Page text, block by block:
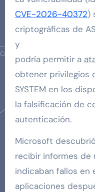
CVE-2026-40372)
criptográficas de
y
podría permitir a
obtener privilegios
SYSTEM en los
la falsificación de
autenticación.
Microsoft
recibir informes de
indicaban fallos en
aplicaciones